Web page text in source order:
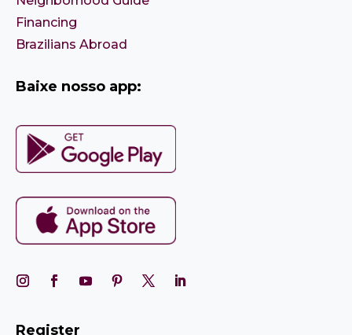
Financing
Brazilians Abroad
Baixe nosso app:
Register